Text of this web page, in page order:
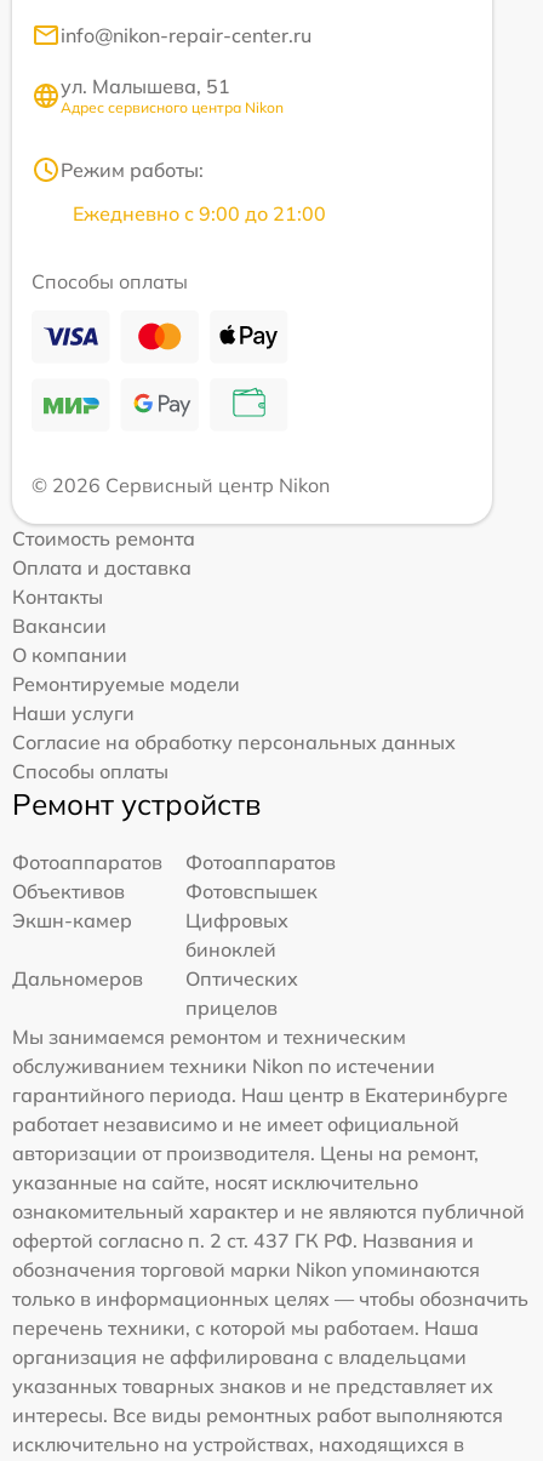
info@nikon-repair-center.ru
ул. Малышева, 51
Адрес сервисного центра Nikon
Режим работы:
Ежедневно с 9:00 до 21:00
Способы оплаты
© 2026 Сервисный центр Nikon
Стоимость ремонта
Оплата и доставка
Контакты
Вакансии
О компании
Ремонтируемые модели
Наши услуги
Согласие на обработку персональных данных
Способы оплаты
Ремонт устройств
Фотоаппаратов
Фотоаппаратов
Объективов
Фотовспышек
Экшн-камер
Цифровых
биноклей
Дальномеров
Оптических
прицелов
Мы занимаемся ремонтом и техническим
обслуживанием техники Nikon по истечении
гарантийного периода. Наш центр в Екатеринбурге
работает независимо и не имеет официальной
авторизации от производителя. Цены на ремонт,
указанные на сайте, носят исключительно
ознакомительный характер и не являются публичной
офертой согласно п. 2 ст. 437 ГК РФ. Названия и
обозначения торговой марки Nikon упоминаются
только в информационных целях — чтобы обозначить
перечень техники, с которой мы работаем. Наша
организация не аффилирована с владельцами
указанных товарных знаков и не представляет их
интересы. Все виды ремонтных работ выполняются
исключительно на устройствах, находящихся в